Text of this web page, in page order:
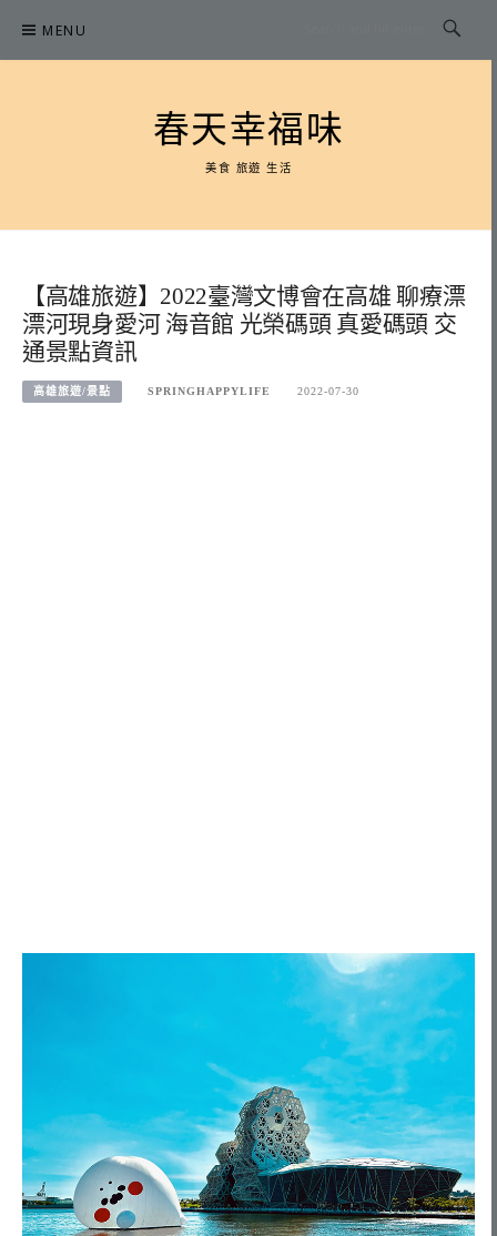
content
MENU
春天幸福味
美食 旅遊 生活
【高雄旅遊】2022臺灣文博會在高雄 聊療漂
漂河現身愛河 海音館 光榮碼頭 真愛碼頭 交
通景點資訊
高雄旅遊/景點 SPRINGHAPPYLIFE 2022-07-30